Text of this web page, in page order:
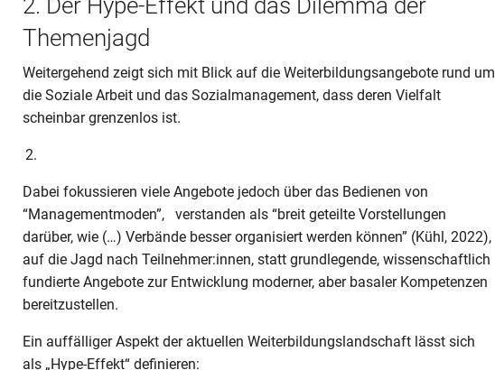
2. Der Hype-Effekt und das Dilemma der
Themenjagd
Weitergehend zeigt sich mit Blick auf die Weiterbildungsangebote rund um
die Soziale Arbeit und das Sozialmanagement, dass deren Vielfalt
scheinbar grenzenlos ist.
Dabei fokussieren viele Angebote jedoch über das Bedienen von
“Managementmoden”, verstanden als “breit geteilte Vorstellungen
darüber, wie (…) Verbände besser organisiert werden können” (Kühl, 2022),
auf die Jagd nach Teilnehmer:innen, statt grundlegende, wissenschaftlich
fundierte Angebote zur Entwicklung moderner, aber basaler Kompetenzen
bereitzustellen.
Ein auffälliger Aspekt der aktuellen Weiterbildungslandschaft lässt sich
als „Hype-Effekt“ definieren: